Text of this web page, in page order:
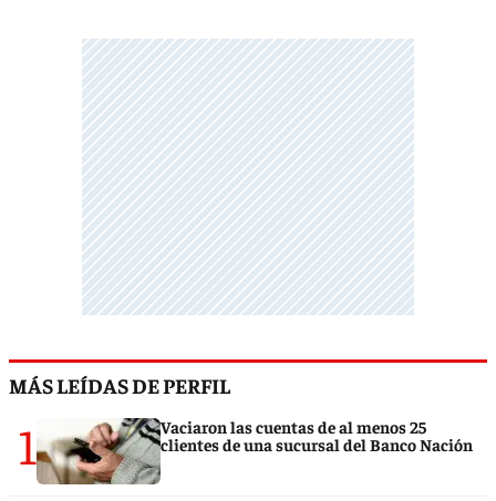
MÁS LEÍDAS DE PERFIL
1
Vaciaron las cuentas de al menos 25
clientes de una sucursal del Banco Nación